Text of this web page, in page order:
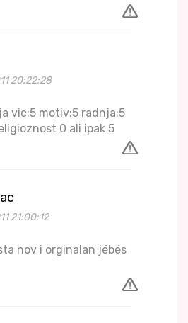
20:22:28
vic:5 motiv:5 radnja:5
0 ali ipak 5
21:00:12
nov i orginalan jébés